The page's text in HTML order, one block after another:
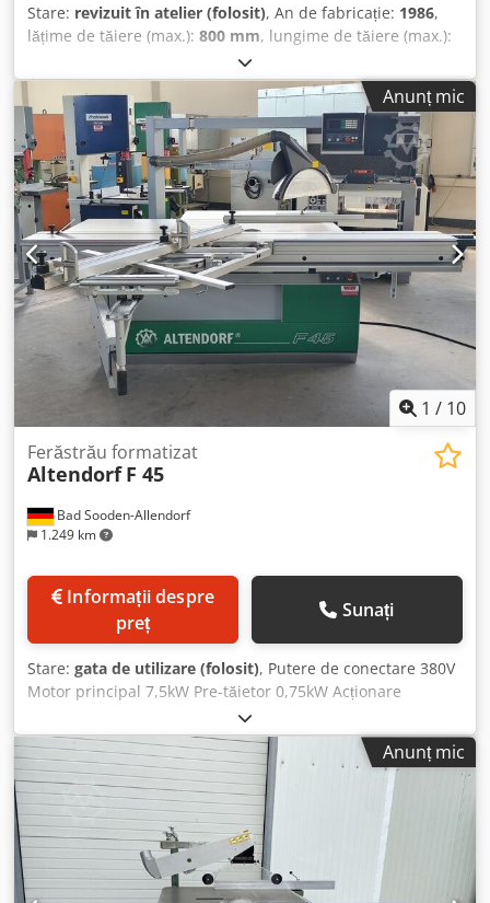
Stare: revizuit în atelier (folosit), An de fabricație: 1986,
lățime de tăiere (max.): 800 mm, lungime de tăiere (max.):
, lățimea de tăiere la rigla paralelă:
diametrul principal al fierăstrăului:450 mm, Nr. mat. 86-1-
224, an fabricație 1986, putere de conectare 380V 5,5kW,
lungime cărucior de tăiere 2800 mm, lățime de tăiere 800
mm, reglaj hidraulic al înălțimii și înclinării, agregat de
pre-răzuit, comutator stea-triunghi, dispozitiv de protecție
tip paralelogram cu capotă îngustă și lată, opritor
unghiular, opritor pentru tăieri la unghi, opritor paralel,
extensie masă 800 x 400 mm Dkodpjwrb U Tofx Afhjr
Anunț mic
1 / 10
Bad Sooden-Allendorf
1.249 km
Ferăstrău formatizat
Altendorf F 45
preț
Sunați
Stare: gata de utilizare (folosit), Putere de conectare 380V
Motor principal 7,5kW Pre-tăietor 0,75kW Acționare
variabilă Carucior dublu 3000mm Reglaj electric pe
înălțime și pivotare Lățime de tăiere 1000mm controlată
CNC Sistem de strângere AKE Diametru lamă max. 500 mm
Panou de comandă la nivelul ochilor Masă frontală
pivotantă Suport de șabloane Pre-tăietor cu 2 axe
Prelungire masă 840mm Limitator unghiular PQS Standard
Dsdpfx Afey Hq N Ashjkr PSV cu capotă îngustă și largă
Anunț mic